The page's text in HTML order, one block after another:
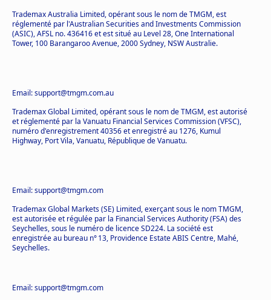
Trademax Australia Limited, opérant sous le nom de TMGM, est
réglementé par l'Australian Securities and Investments Commission
(ASIC), AFSL no. 436416 et est situé au Level 28, One International
Tower, 100 Barangaroo Avenue, 2000 Sydney, NSW Australie.
Email: support@tmgm.com.au
Trademax Global Limited, opérant sous le nom de TMGM, est autorisé
et réglementé par la Vanuatu Financial Services Commission (VFSC),
numéro d'enregistrement 40356 et enregistré au 1276, Kumul
Highway, Port Vila, Vanuatu, République de Vanuatu.
Email: support@tmgm.com
Trademax Global Markets (SE) Limited, exerçant sous le nom TMGM,
est autorisée et régulée par la Financial Services Authority (FSA) des
Seychelles, sous le numéro de licence SD224. La société est
enregistrée au bureau n° 13, Providence Estate ABIS Centre, Mahé,
Seychelles.
Email: support@tmgm.com